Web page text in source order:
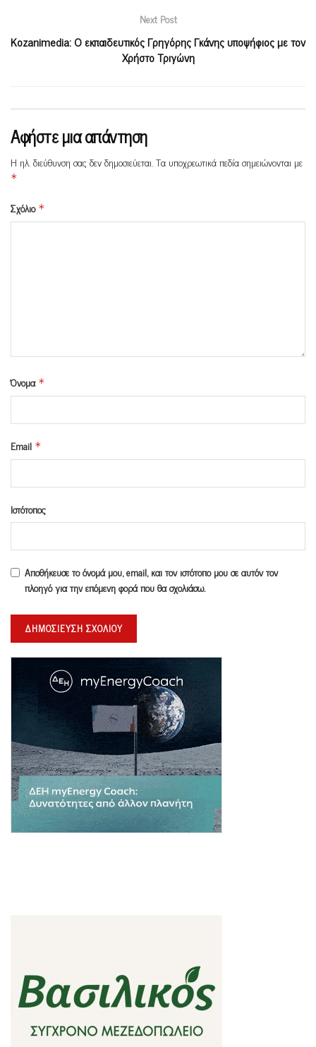
Next Post
Kozanimedia: Ο εκπαιδευτικός Γρηγόρης Γκάνης υποψήφιος με τον
Χρήστο Τριγώνη
Αφήστε μια απάντηση
Η ηλ. διεύθυνση σας δεν δημοσιεύεται.Τα υποχρεωτικά πεδία σημειώνονται με
*
Σχόλιο *
Όνομα *
Email *
Ιστότοπος
Αποθήκευσε το όνομά μου, email, και τον ιστότοπο μου σε αυτόν τον
πλοηγό για την επόμενη φορά που θα σχολιάσω.